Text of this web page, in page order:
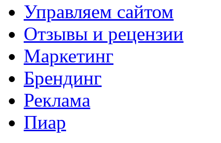
Управляем сайтом
Отзывы и рецензии
Маркетинг
Брендинг
Реклама
Пиар